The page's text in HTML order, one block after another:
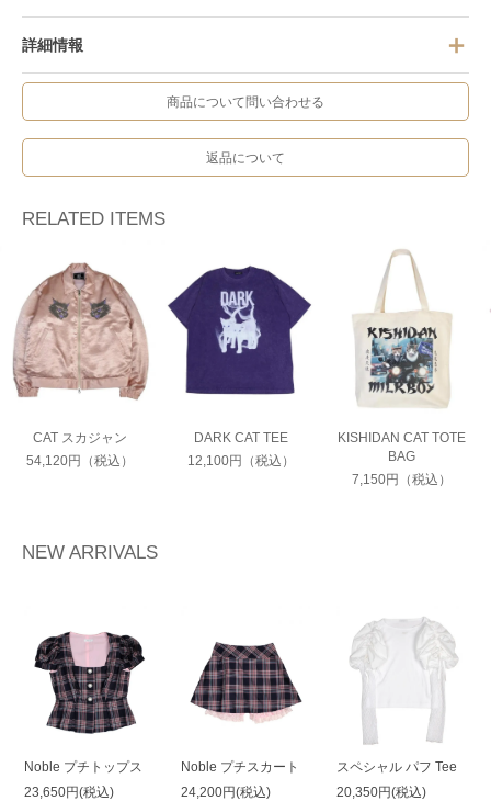
詳細情報
商品について問い合わせる
返品について
RELATED ITEMS
CAT スカジャン
54,120円（税込）
DARK CAT TEE
12,100円（税込）
KISHIDAN CAT TOTE
BAG
7,150円（税込）
NEW ARRIVALS
Noble プチトップス
23,650円(税込)
Noble プチスカート
24,200円(税込)
スペシャル パフ Tee
20,350円(税込)